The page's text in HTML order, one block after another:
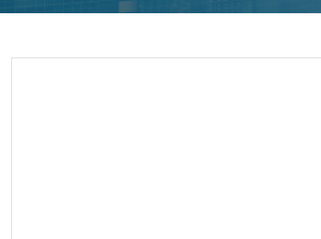
ЖИВОТ